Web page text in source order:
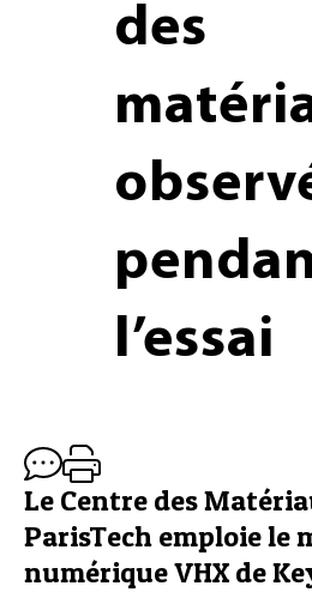
des
l’essai
Le Centre des
ParisTech emploie le
numérique VHX de